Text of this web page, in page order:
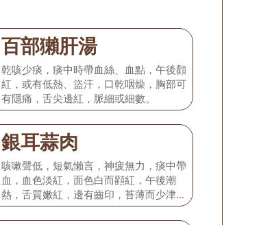
百部獺肝湯
乾咳少痰，痰中時帶血絲、血點，午後顴
紅，或有低熱、盜汗，口乾咽燥，胸部可
有隱痛，舌尖邊紅，脈細或細數。
銀耳蒜肉
咳嗽聲低，短氣懶言，神疲無力，痰中帶
血，血色淡紅，面色白而顴紅，午後潮
熱，舌質嫩紅，邊有齒印，苔薄而少津，
脈細弱而數。